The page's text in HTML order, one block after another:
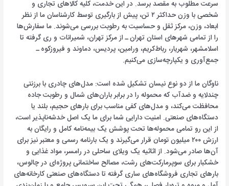
سرعت مطلوب به مقصد برسد. در این خدمت، کلیه کالاهای تجاری و
شخصی با وزن حداکثر ۲ تن، پیش از بارگیری توسط کارشناسان ما از نظر
ابعاد، وزن، مرکز ثقل و حساسیت به رطوبت بررسی می‌شوند. ما سفارش‌ها
را از تمامی شهرهای استان تهران ـ از مرکز تهران، شمیرانات و ری گرفته تا
اسلامشهر، شهریار، رباط‌کریم، ورامین، پردیس، دماوند و فیروزکوه ـ
جمع‌آوری و یکپارچه‌سازی می‌کنیم.
ناوگان ما از دو نوع نیسان تشکیل شده است: مدل‌های چادری با برزنتی
چندلایه و ضدآب که محموله را در برابر باران‌های شمال و رطوبت جاده
محافظت می‌کند، و مدل‌های کفی مناسب برای بارهای حجیم، بلند یا
دستگاه‌های صنعتی. امنیت دارایی شما برای ما یک اصل خدشه‌ناپذیر است،
از این رو تمامی محموله‌ها تحت پوشش یک بیمه‌نامه کامل و رایگان به
ارزش ۲۰۰ میلیون تومان قرار می‌گیرند و یک بارنامه رسمی و معتبر نیز برای
آن‌ها صادر می‌شود. از اثاثیه یک ویلای ساحلی در رامسر، مواد غذایی و
خشکبار برای سوپرمارکت‌های رشت، مصالح ساختمانی پروژه‌ای در چالوس،
بارهای تجاری فروشگاه‌های ساری گرفته تا دستگاه‌های صنعتی کارخانه‌های